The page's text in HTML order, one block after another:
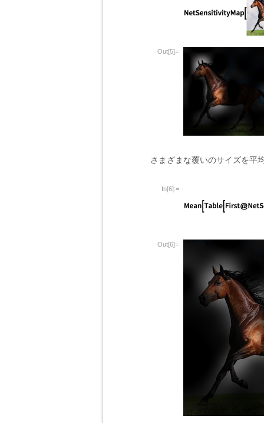
Out[5]=
さまざまな覆いのサイズを平
In[6]:=
Out[6]=